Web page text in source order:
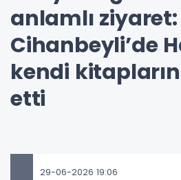
anlamlı ziyaret:
Cihanbeyli’de
kendi
etti
29-06-2026 19:06